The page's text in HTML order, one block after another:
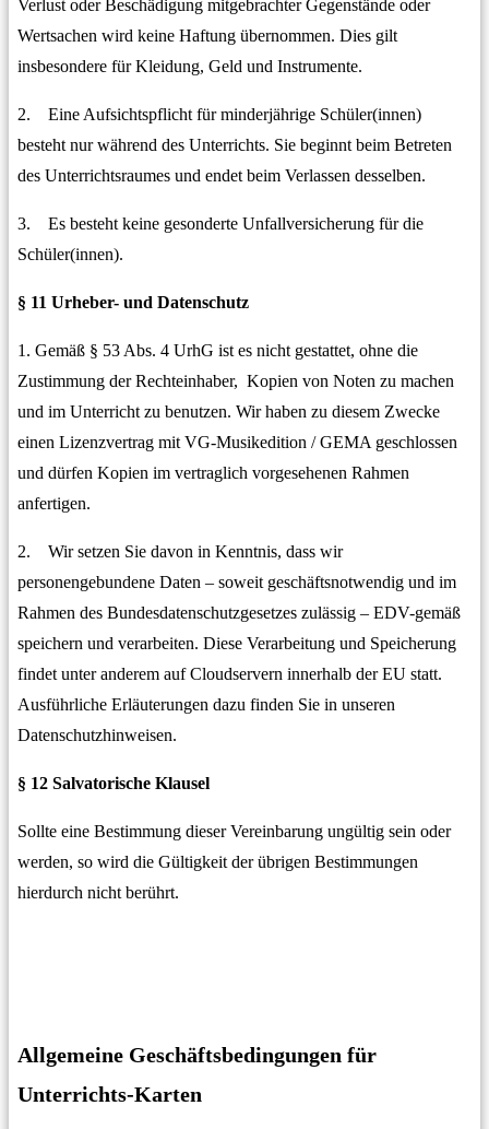
Verlust oder Beschädigung mitgebrachter Gegenstände oder
Wertsachen wird keine Haftung übernommen. Dies gilt
insbesondere für Kleidung, Geld und Instrumente.
2. Eine Aufsichtspflicht für minderjährige Schüler(innen)
besteht nur während des Unterrichts. Sie beginnt beim Betreten
des Unterrichtsraumes und endet beim Verlassen desselben.
3. Es besteht keine gesonderte Unfallversicherung für die
Schüler(innen).
§ 11 Urheber- und Datenschutz
1. Gemäß § 53 Abs. 4 UrhG ist es nicht gestattet, ohne die
Zustimmung der Rechteinhaber, Kopien von Noten zu machen
und im Unterricht zu benutzen. Wir haben zu diesem Zwecke
einen Lizenzvertrag mit VG-Musikedition / GEMA geschlossen
und dürfen Kopien im vertraglich vorgesehenen Rahmen
anfertigen.
2. Wir setzen Sie davon in Kenntnis, dass wir
personengebundene Daten – soweit geschäftsnotwendig und im
Rahmen des Bundesdatenschutzgesetzes zulässig – EDV-gemäß
speichern und verarbeiten. Diese Verarbeitung und Speicherung
findet unter anderem auf Cloudservern innerhalb der EU statt.
Ausführliche Erläuterungen dazu finden Sie in unseren
Datenschutzhinweisen.
§ 12 Salvatorische Klausel
Sollte eine Bestimmung dieser Vereinbarung ungültig sein oder
werden, so wird die Gültigkeit der übrigen Bestimmungen
hierdurch nicht berührt.
Allgemeine Geschäftsbedingungen für
Unterrichts-Karten